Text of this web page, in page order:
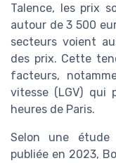
Talence, les prix
autour de 3 500
secteurs voient
des prix. Cette
facteurs,
vitesse (LGV) qui
heures de Paris.
Selon une étude
publiée en 2023,